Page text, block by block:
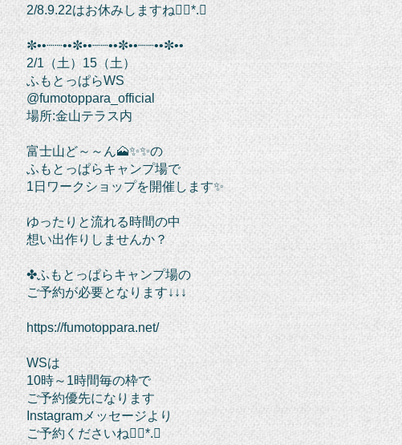
2/8.9.22はお休みしますね❁⃘*.ﾟ
✼••┈┈••✼••┈┈••✼••┈┈••✼••
2/1（土）15（土）
ふもとっぱらWS
@fumotoppara_official
場所:金山テラス内
富士山ど～～ん🗻✨✨の
ふもとっぱらキャンプ場で
1日ワークショップを開催します✨
ゆったりと流れる時間の中
想い出作りしませんか？
✤ふもとっぱらキャンプ場の
ご予約が必要となります↓↓↓
https://fumotoppara.net/
WSは
10時～1時間毎の枠で
ご予約優先になります
Instagramメッセージより
ご予約くださいね❁⃘*.ﾟ